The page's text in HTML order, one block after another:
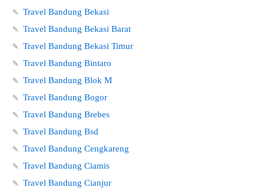
🍡 Travel Bandung Bekasi
🍡 Travel Bandung Bekasi Barat
🍡 Travel Bandung Bekasi Timur
🍡 Travel Bandung Bintaro
🍡 Travel Bandung Blok M
🍡 Travel Bandung Bogor
🍡 Travel Bandung Brebes
🍡 Travel Bandung Bsd
🍡 Travel Bandung Cengkareng
🍡 Travel Bandung Ciamis
🍡 Travel Bandung Cianjur